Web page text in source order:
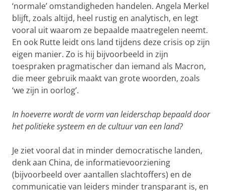
‘normale’ omstandigheden handelen. Angela Merkel
blijft, zoals altijd, heel rustig en analytisch, en legt
vooral uit waarom ze bepaalde maatregelen neemt.
En ook Rutte leidt ons land tijdens deze crisis op zijn
eigen manier. Zo is hij bijvoorbeeld in zijn
toespraken pragmatischer dan iemand als Macron,
die meer gebruik maakt van grote woorden, zoals
‘we zijn in oorlog’.
In hoeverre wordt de vorm van leiderschap bepaald door
het politieke systeem en de cultuur van een land?
Je ziet vooral dat in minder democratische landen,
denk aan China, de informatievoorziening
(bijvoorbeeld over aantallen slachtoffers) en de
communicatie van leiders minder transparant is, en